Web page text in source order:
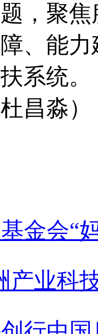
，聚
、能
系统。
昌淼）
金会“
产业科